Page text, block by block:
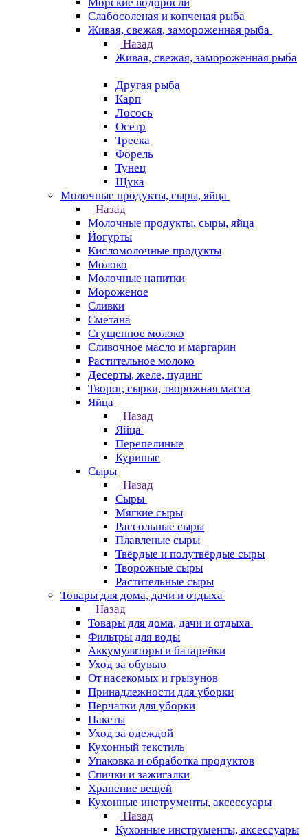
Слабосоленая и копченая рыба
Живая, свежая, замороженная рыба
Назад
Живая, свежая, замороженная рыба
Другая рыба
Карп
Лосось
Осетр
Треска
Форель
Тунец
Щука
Молочные продукты, сыры, яйца
Назад
Молочные продукты, сыры, яйца
Йогурты
Кисломолочные продукты
Молоко
Молочные напитки
Мороженое
Сливки
Сметана
Сгущенное молоко
Сливочное масло и маргарин
Растительное молоко
Десерты, желе, пудинг
Творог, сырки, творожная масса
Яйца
Назад
Яйца
Перепелиные
Куриные
Сыры
Назад
Сыры
Мягкие сыры
Рассольные сыры
Плавленые сыры
Твёрдые и полутвёрдые сыры
Творожные сыры
Растительные сыры
Товары для дома, дачи и отдыха
Назад
Товары для дома, дачи и отдыха
Фильтры для воды
Аккумуляторы и батарейки
Уход за обувью
От насекомых и грызунов
Принадлежности для уборки
Перчатки для уборки
Пакеты
Уход за одеждой
Кухонный текстиль
Упаковка и обработка продуктов
Спички и зажигалки
Хранение вещей
Кухонные инструменты, аксессуары
Назад
Кухонные инструменты, аксессуары